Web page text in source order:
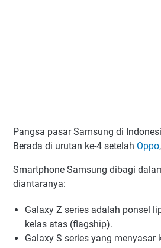
Pangsa pasar Samsung di
Berada di urutan ke-4 setelah Oppo,
Smartphone Samsung dibagi
diantaranya:
Galaxy Z series adalah ponsel
kelas atas (flagship).
Galaxy S series yang menyasar